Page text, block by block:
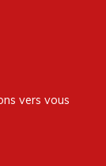
vers vous